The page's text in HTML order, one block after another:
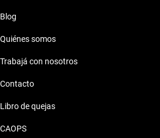
Blog
Quiénes somos
Trabajá con nosotros
Contacto
Libro de quejas
CAOPS